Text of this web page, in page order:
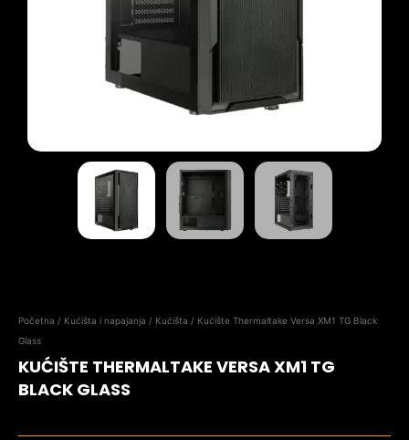
Početna / Kućišta i napajanja / Kućišta / Kućište Thermaltake Versa XM1 TG Black
Glass
KUĆIŠTE THERMALTAKE VERSA XM1 TG
BLACK GLASS